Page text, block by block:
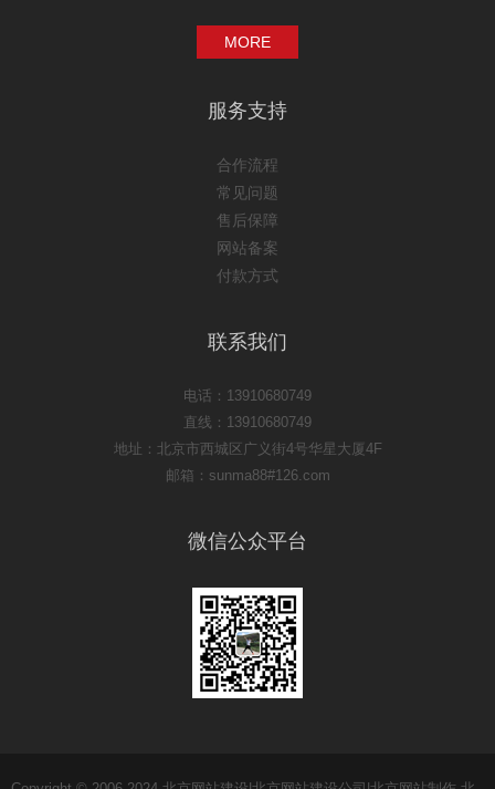
MORE
服务支持
合作流程
常见问题
售后保障
网站备案
付款方式
联系我们
电话：13910680749
直线：13910680749
地址：北京市西城区广义街4号华星大厦4F
邮箱：sunma88#126.com
微信公众平台